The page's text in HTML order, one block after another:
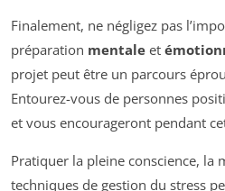
Finalement, ne négligez pas
préparation mentale et
projet peut être un parcours
Entourez-vous de personnes
et vous encourageront pendant
Pratiquer la pleine conscience, la
techniques de gestion du stress